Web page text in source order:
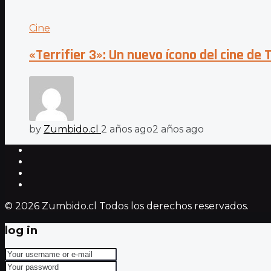
Cine
«Terrifier 3»: Un nuevo ícono del cine de
by Zumbido.cl 2 años ago2 años ago
© 2026 Zumbido.cl Todos los derechos reservados.
log in